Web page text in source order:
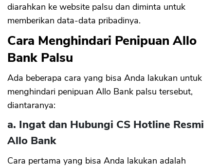
diarahkan ke website palsu dan diminta untuk
memberikan data-data pribadinya.
Cara Menghindari Penipuan Allo
Bank Palsu
Ada beberapa cara yang bisa Anda lakukan untuk
menghindari penipuan Allo Bank palsu tersebut,
diantaranya:
a. Ingat dan Hubungi CS Hotline Resmi
Allo Bank
Cara pertama yang bisa Anda lakukan adalah